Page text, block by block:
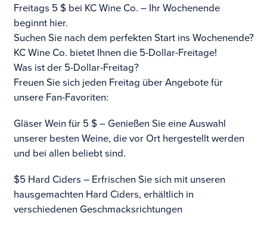
Freitags 5 $ bei KC Wine Co. – Ihr Wochenende
beginnt hier.
Suchen Sie nach dem perfekten Start ins Wochenende?
KC Wine Co. bietet Ihnen die 5-Dollar-Freitage!
Was ist der 5-Dollar-Freitag?
Freuen Sie sich jeden Freitag über Angebote für
unsere Fan-Favoriten:
Gläser Wein für 5 $ – Genießen Sie eine Auswahl
unserer besten Weine, die vor Ort hergestellt werden
und bei allen beliebt sind.
$5 Hard Ciders – Erfrischen Sie sich mit unseren
hausgemachten Hard Ciders, erhältlich in
verschiedenen Geschmacksrichtungen